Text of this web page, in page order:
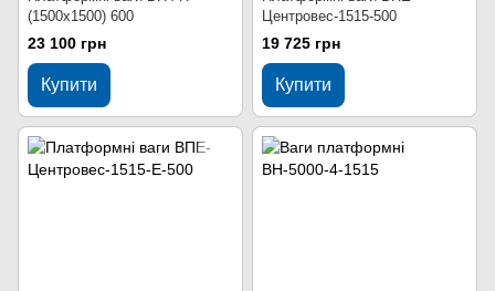
(1500х1500) 600
23 100 грн
Купити
Центровес-1515-500
19 725 грн
Купити